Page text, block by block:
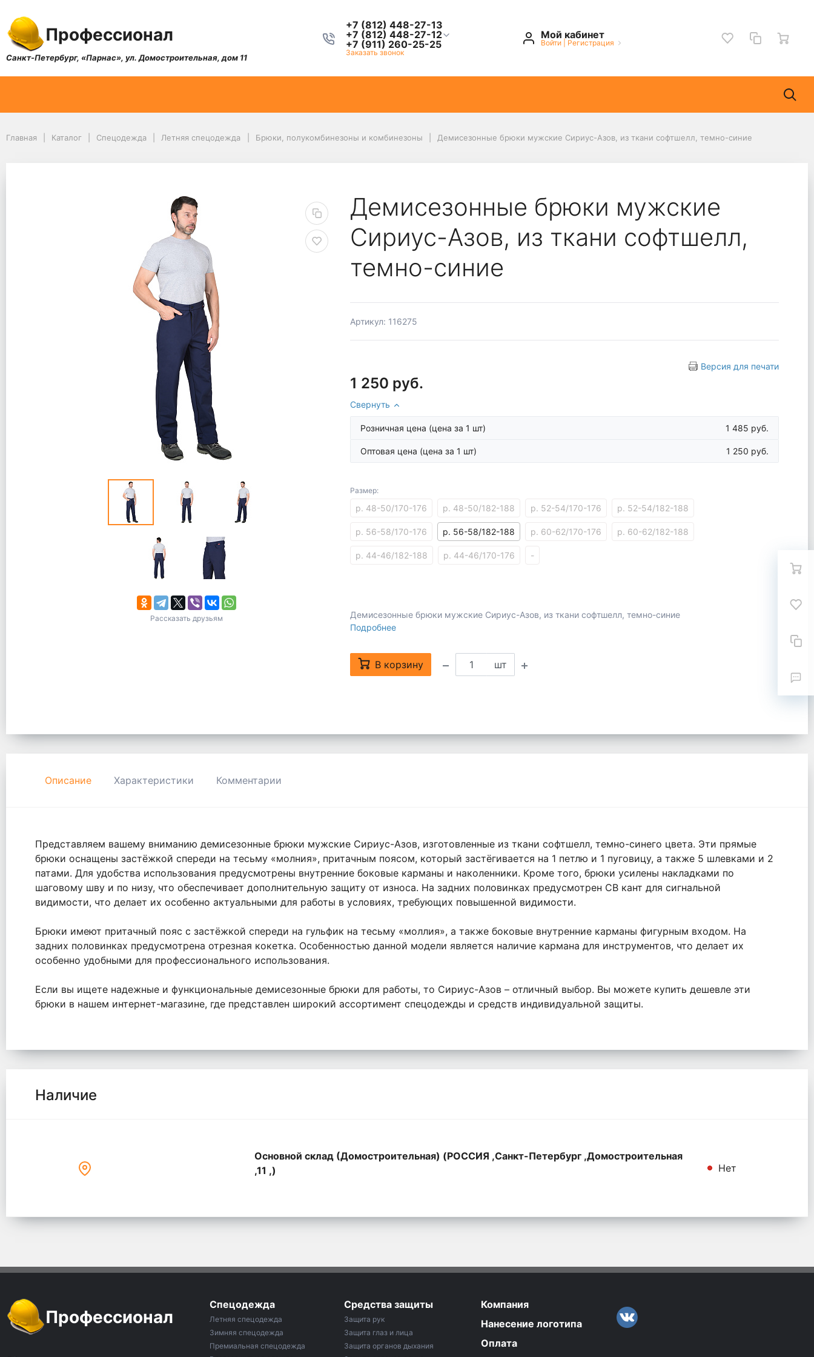
Профессионал
Санкт-Петербург, «Парнас», ул. Домостроительная, дом 11
+7 (812) 448-27-13
+7 (812) 448-27-12
+7 (911) 260-25-25
Заказать звонок
Мой кабинет
Войти Регистрация
Главная Каталог Спецодежда Летняя спецодежда Брюки, полукомбинезоны и комбинезоны Демисезонные брюки мужские Сириус-Азов, из ткани софтшелл, темно-синие
Рассказать друзьям
Демисезонные брюки мужские
Сириус-Азов, из ткани софтшелл,
темно-синие
Артикул: 116275
Версия для печати
1 250 руб.
Свернуть
Розничная цена (цена за 1 шт) 1 485 руб.
Оптовая цена (цена за 1 шт) 1 250 руб.
Размер:
р. 48-50/170-176 р. 48-50/182-188 р. 52-54/170-176 р. 52-54/182-188
р. 56-58/170-176 р. 56-58/182-188 р. 60-62/170-176 р. 60-62/182-188
р. 44-46/182-188 р. 44-46/170-176 -
Демисезонные брюки мужские Сириус-Азов, из ткани софтшелл, темно-синие
Подробнее
В корзину шт
Описание Характеристики Комментарии
Представляем вашему вниманию демисезонные брюки мужские Сириус-Азов, изготовленные из ткани софтшелл, темно-синего цвета. Эти прямые
брюки оснащены застёжкой спереди на тесьму «молния», притачным поясом, который застёгивается на 1 петлю и 1 пуговицу, а также 5 шлевками и 2
патами. Для удобства использования предусмотрены внутренние боковые карманы и наколенники. Кроме того, брюки усилены накладками по
шаговому шву и по низу, что обеспечивает дополнительную защиту от износа. На задних половинках предусмотрен СВ кант для сигнальной
видимости, что делает их особенно актуальными для работы в условиях, требующих повышенной видимости.
Брюки имеют притачный пояс с застёжкой спереди на гульфик на тесьму «моллия», а также боковые внутренние карманы фигурным входом. На
задних половинках предусмотрена отрезная кокетка. Особенностью данной модели является наличие кармана для инструментов, что делает их
особенно удобными для профессионального использования.
Если вы ищете надежные и функциональные демисезонные брюки для работы, то Сириус-Азов – отличный выбор. Вы можете купить дешевле эти
брюки в нашем интернет-магазине, где представлен широкий ассортимент спецодежды и средств индивидуальной защиты.
Наличие
Основной склад (Домостроительная) (РОССИЯ ,Санкт-Петербург ,Домостроительная
,11 ,)
Нет
Профессионал
Спецодежда
Летняя спецодежда
Зимняя спецодежда
Премиальная спецодежда
Средства защиты
Защита рук
Защита глаз и лица
Защита органов дыхания
Компания
Нанесение логотипа
Оплата